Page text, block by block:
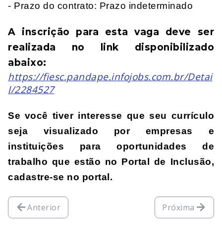
- Prazo do contrato: Prazo indeterminado
A inscrição para esta vaga deve ser
realizada no link disponibilizado
abaixo:
https://fiesc.pandape.infojobs.com.br/Detai
l/2284527
Se você tiver interesse que seu currículo
seja visualizado por empresas e
instituições para oportunidades de
trabalho que estão no Portal de Inclusão,
cadastre-se no portal.
Anterior Próxima